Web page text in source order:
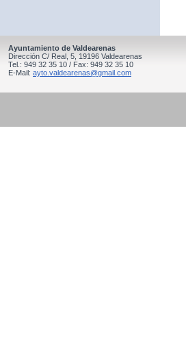
Ayuntamiento de Valdearenas
Dirección C/ Real, 5, 19196 Valdearenas
Tel.: 949 32 35 10 / Fax: 949 32 35 10
E-Mail: ayto.valdearenas@gmail.com